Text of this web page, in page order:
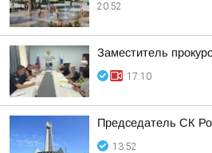
20:52
Заместитель
17:10
Председатель СК
13:52